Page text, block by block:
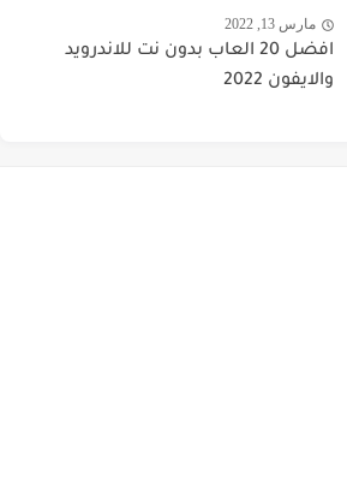
مارس 13, 2022
افضل 20 العاب بدون نت للاندرويد
والايفون 2022